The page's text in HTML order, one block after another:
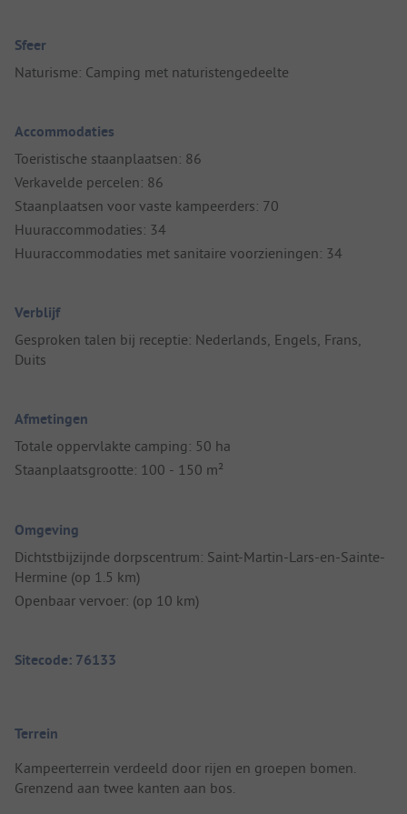
Sfeer
Naturisme: Camping met naturistengedeelte
Accommodaties
Toeristische staanplaatsen: 86
Verkavelde percelen: 86
Staanplaatsen voor vaste kampeerders: 70
Huuraccommodaties: 34
Huuraccommodaties met sanitaire voorzieningen: 34
Verblijf
Gesproken talen bij receptie: Nederlands, Engels, Frans,
Duits
Afmetingen
Totale oppervlakte camping: 50 ha
Staanplaatsgrootte: 100 - 150 m²
Omgeving
Dichtstbijzijnde dorpscentrum: Saint-Martin-Lars-en-Sainte-
Hermine (op 1.5 km)
Openbaar vervoer: (op 10 km)
Sitecode: 76133
Terrein
Kampeerterrein verdeeld door rijen en groepen bomen.
Grenzend aan twee kanten aan bos.